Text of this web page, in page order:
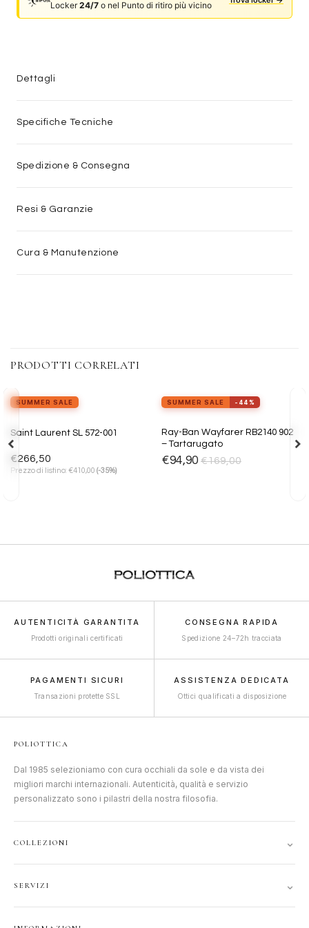
Locker24/7 o nel Punto di ritiro più vicino
Dettagli
Specifiche Tecniche
Spedizione & Consegna
Resi & Garanzie
Cura & Manutenzione
PRODOTTI CORRELATI
ESAURITO
SUMMER SALE
Saint Laurent SL 572-001
€266,50
Prezzo di listino: €410,00 (-35%)
Aggiungi
alla lista
view_in_arProvalo ora
SUMMER SALE -44%
Ray-Ban Wayfarer RB2140 902
– Tartarugato
€94,90 €169,00
AUTENTICITÀ GARANTITA
Prodotti originali certificati
CONSEGNA RAPIDA
Spedizione 24–72h tracciata
PAGAMENTI SICURI
Transazioni protette SSL
ASSISTENZA DEDICATA
Ottici qualificati a disposizione
POLIOTTICA
Dal 1985 selezioniamo con cura occhiali da sole e da vista dei
migliori marchi internazionali. Autenticità, qualità e servizio
personalizzato sono i pilastri della nostra filosofia.
COLLEZIONI ⌄
JUNIOR
SERVIZI ⌄